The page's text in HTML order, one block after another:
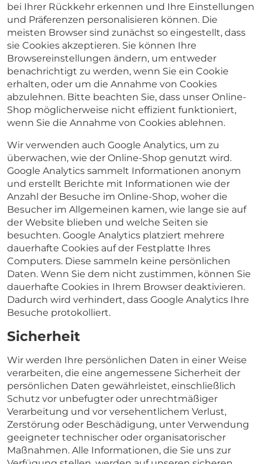
bei Ihrer Rückkehr erkennen und Ihre Einstellungen
und Präferenzen personalisieren können. Die
meisten Browser sind zunächst so eingestellt, dass
sie Cookies akzeptieren. Sie können Ihre
Browsereinstellungen ändern, um entweder
benachrichtigt zu werden, wenn Sie ein Cookie
erhalten, oder um die Annahme von Cookies
abzulehnen. Bitte beachten Sie, dass unser Online-
Shop möglicherweise nicht effizient funktioniert,
wenn Sie die Annahme von Cookies ablehnen.
Wir verwenden auch Google Analytics, um zu
überwachen, wie der Online-Shop genutzt wird.
Google Analytics sammelt Informationen anonym
und erstellt Berichte mit Informationen wie der
Anzahl der Besuche im Online-Shop, woher die
Besucher im Allgemeinen kamen, wie lange sie auf
der Website blieben und welche Seiten sie
besuchten. Google Analytics platziert mehrere
dauerhafte Cookies auf der Festplatte Ihres
Computers. Diese sammeln keine persönlichen
Daten. Wenn Sie dem nicht zustimmen, können Sie
dauerhafte Cookies in Ihrem Browser deaktivieren.
Dadurch wird verhindert, dass Google Analytics Ihre
Besuche protokolliert.
Sicherheit
Wir werden Ihre persönlichen Daten in einer Weise
verarbeiten, die eine angemessene Sicherheit der
persönlichen Daten gewährleistet, einschließlich
Schutz vor unbefugter oder unrechtmäßiger
Verarbeitung und vor versehentlichem Verlust,
Zerstörung oder Beschädigung, unter Verwendung
geeigneter technischer oder organisatorischer
Maßnahmen. Alle Informationen, die Sie uns zur